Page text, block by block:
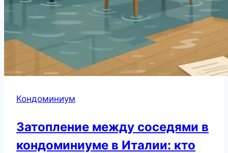
Кондоминиум
Затопление между соседями в
кондоминиуме в Италии: кто